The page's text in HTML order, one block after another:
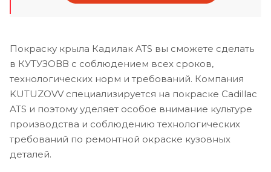
Покраску крыла Кадилак ATS вы сможете сделать
в КУТУЗОВВ с соблюдением всех сроков,
технологических норм и требований. Компания
KUTUZOVV специализируется на покраске Cadillac
ATS и поэтому уделяет особое внимание культуре
производства и соблюдению технологических
требований по ремонтной окраске кузовных
деталей.